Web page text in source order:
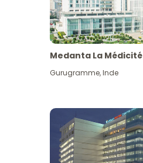
Medanta La Médicité
Gurugramme,Inde